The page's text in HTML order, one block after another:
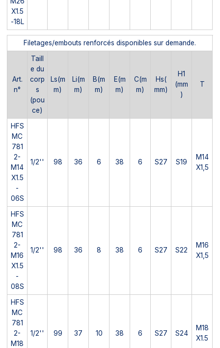
X1.5
-18L
Filetages/embouts renforcés disponibles sur demande.
Art.
n°
Taill
e du
corp
s
(pou
ce)
Ls(m
m)
Li(m
m)
B(m
m)
E(m
m)
C(m
m)
Hs(
mm)
H1
(mm
)
T
HFS
MC
781
2-
M14
X1.5
-
06S
1/2'' 98 36 6 38 6 S27 S19
M14
X1,5
HFS
MC
781
2-
M16
X1.5
-
08S
1/2'' 98 36 8 38 6 S27 S22
M16
X1,5
HFS
MC
781
2-
M18
1/2'' 99 37 10 38 6 S27 S24
M18
X1.5